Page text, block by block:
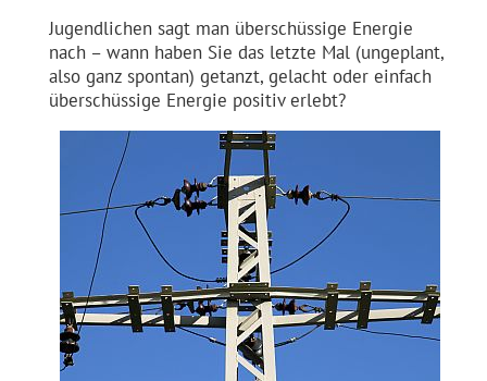
Jugendlichen sagt man überschüssige Energie
nach – wann haben Sie das letzte Mal (ungeplant,
also ganz spontan) getanzt, gelacht oder einfach
überschüssige Energie positiv erlebt?